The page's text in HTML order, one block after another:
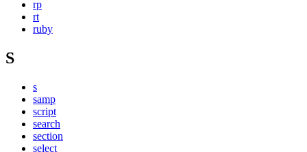
rp
rt
ruby
S
s
samp
script
search
section
select